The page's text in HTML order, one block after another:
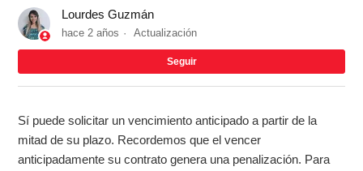
Lourdes Guzmán
hace 2 años Actualización
Seguir
Sí puede solicitar un vencimiento anticipado a partir de la
mitad de su plazo. Recordemos que el vencer
anticipadamente su contrato genera una penalización. Para